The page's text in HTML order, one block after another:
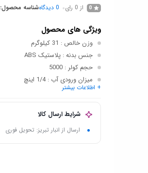
0 از 0 رای 0 دیدگاهشناسه محصول:
ویژگی های محصول
وزن خالص: 31 کیلوگرم
جنس بدنه: پلاستیک ABS
حجم کولر: 5000
میزان ورودی آب: 1/4 اینچ
ولتاژ ورودی برق
+ اطلاعات بیشتر
شرایط ارسال کالا
ارسال از انبار تبریز: تحویل فوری